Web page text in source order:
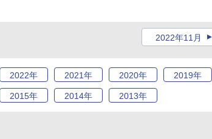
2022年11月
2022年 2021年 2020年 2019年
2015年 2014年 2013年